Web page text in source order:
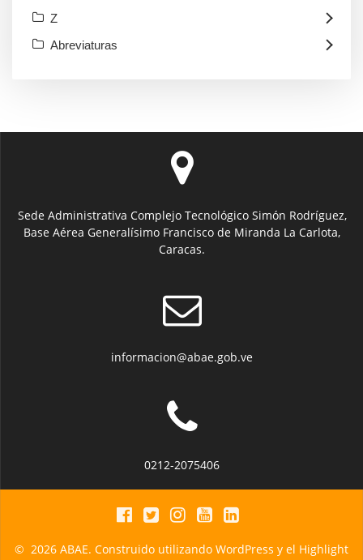
Z
Abreviaturas
Sede Administrativa Complejo Tecnológico Simón Rodríguez,
Base Aérea Generalísimo Francisco de Miranda La Carlota,
Caracas.
informacion@abae.gob.ve
0212-2075406
© 2026 ABAE. Construido utilizando WordPress y el Highlight